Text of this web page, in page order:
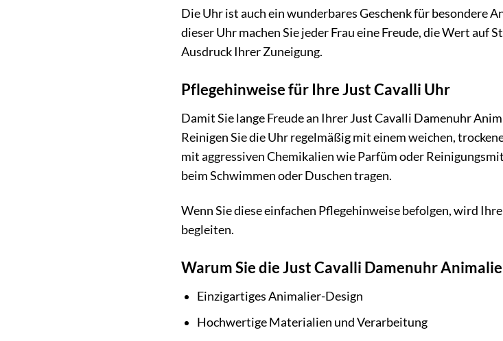
Die Uhr ist auch ein wunderbares Geschenk für besondere
dieser Uhr machen Sie jeder Frau eine Freude, die Wert
Ausdruck Ihrer Zuneigung.
Pflegehinweise für Ihre Just Cavalli Uhr
Damit Sie lange Freude an Ihrer Just Cavalli Damenuhr
Reinigen Sie die Uhr regelmäßig mit einem weichen,
mit aggressiven Chemikalien wie Parfüm oder
beim Schwimmen oder Duschen tragen.
Wenn Sie diese einfachen Pflegehinweise befolgen, wird
begleiten.
Warum Sie die Just Cavalli Damenuhr
Einzigartiges Animalier-Design
Hochwertige Materialien und Verarbeitung